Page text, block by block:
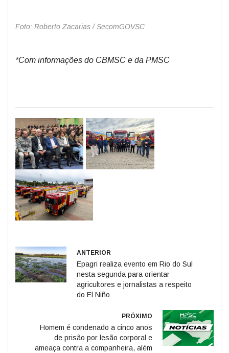
Foto: Roberto Zacarias / SecomGOVSC
*Com informações do CBMSC e da PMSC
ANTERIOR
Epagri realiza evento em Rio do Sul
nesta segunda para orientar
agricultores e jornalistas a respeito
do El Niño
PRÓXIMO
Homem é condenado a cinco anos
de prisão por lesão corporal e
ameaça contra a companheira, além